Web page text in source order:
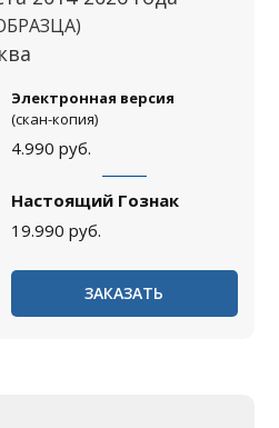
Электронная версия
(скан-копия)
4.990 руб.
Настоящий Гознак
19.990 руб.
ЗАКАЗАТЬ